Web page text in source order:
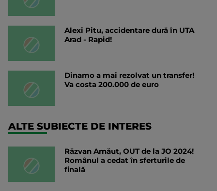
Alexi Pitu, accidentare dură în UTA
Arad - Rapid!
Dinamo a mai rezolvat un transfer!
Va costa 200.000 de euro
ALTE SUBIECTE DE INTERES
Răzvan Arnăut, OUT de la JO 2024!
Românul a cedat în sferturile de
finală